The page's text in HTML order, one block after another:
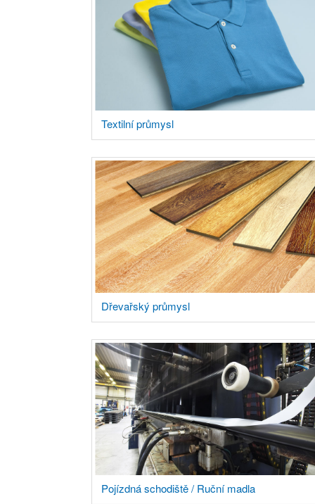
Textilní průmysl
Dřevařský průmysl
Pojízdná schodiště / Ruční madla